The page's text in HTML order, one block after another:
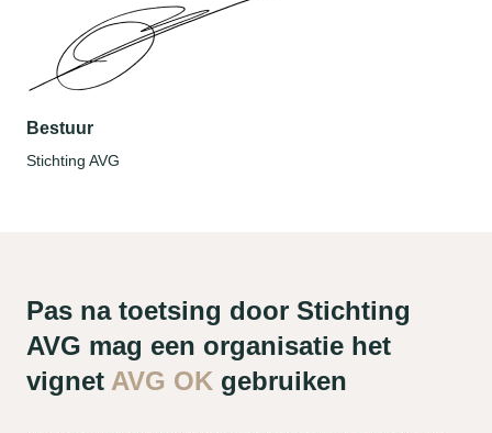
Bestuur
Stichting AVG
Pas na toetsing door Stichting
AVG mag een organisatie het
vignet AVG OK gebruiken